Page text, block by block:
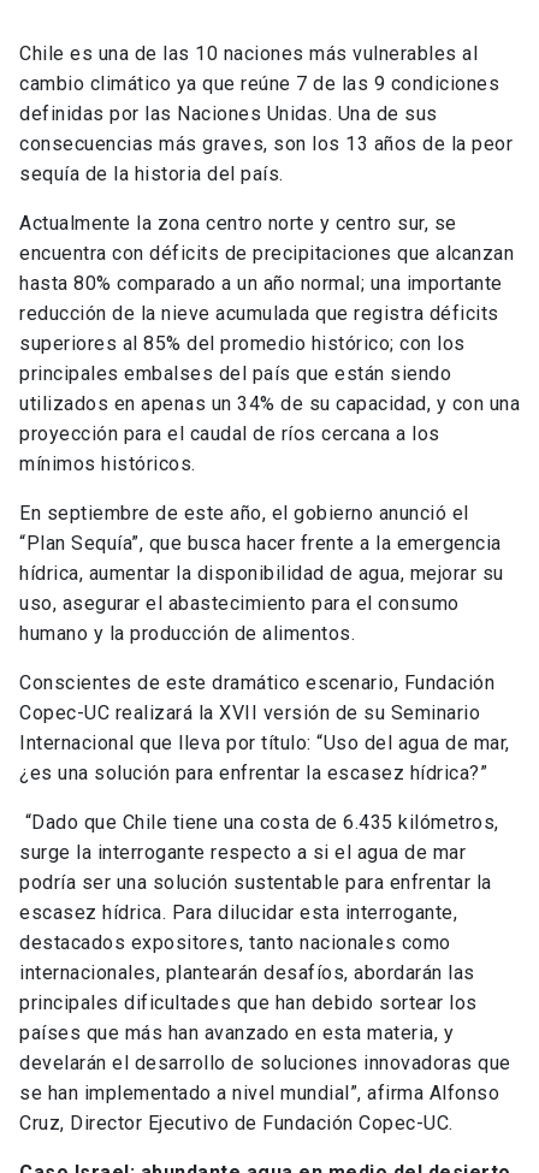
Chile es una de las 10 naciones más vulnerables al
cambio climático ya que reúne 7 de las 9 condiciones
definidas por las Naciones Unidas. Una de sus
consecuencias más graves, son los 13 años de la peor
sequía de la historia del país.
Actualmente la zona centro norte y centro sur, se
encuentra con déficits de precipitaciones que alcanzan
hasta 80% comparado a un año normal; una importante
reducción de la nieve acumulada que registra déficits
superiores al 85% del promedio histórico; con los
principales embalses del país que están siendo
utilizados en apenas un 34% de su capacidad, y con una
proyección para el caudal de ríos cercana a los
mínimos históricos.
En septiembre de este año, el gobierno anunció el
“Plan Sequía”, que busca hacer frente a la emergencia
hídrica, aumentar la disponibilidad de agua, mejorar su
uso, asegurar el abastecimiento para el consumo
humano y la producción de alimentos.
Conscientes de este dramático escenario, Fundación
Copec-UC realizará la XVII versión de su Seminario
Internacional que lleva por título: “Uso del agua de mar,
¿es una solución para enfrentar la escasez hídrica?”
“Dado que Chile tiene una costa de 6.435 kilómetros,
surge la interrogante respecto a si el agua de mar
podría ser una solución sustentable para enfrentar la
escasez hídrica. Para dilucidar esta interrogante,
destacados expositores, tanto nacionales como
internacionales, plantearán desafíos, abordarán las
principales dificultades que han debido sortear los
países que más han avanzado en esta materia, y
develarán el desarrollo de soluciones innovadoras que
se han implementado a nivel mundial”, afirma Alfonso
Cruz, Director Ejecutivo de Fundación Copec-UC.